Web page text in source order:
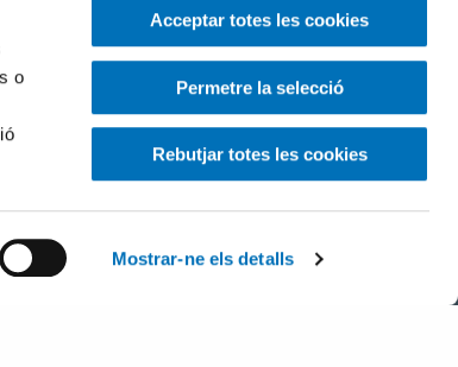
o
Mostrar-ne els detalls
Acceptar totes les cookies
Permetre la selecció
Rebutjar totes les cookies